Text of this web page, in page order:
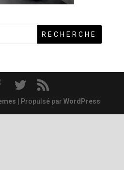
RECHERCHE
| Propulsé parWordPress